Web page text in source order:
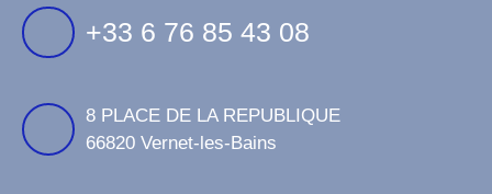
+33 6 76 85 43 08
8 PLACE DE LA REPUBLIQUE
66820 Vernet-les-Bains